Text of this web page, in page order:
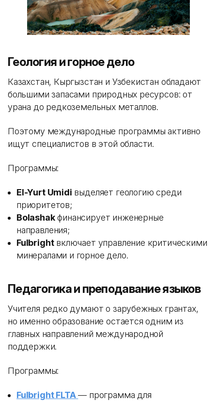
Геология и горное дело
Казахстан, Кыргызстан и Узбекистан обладают
большими запасами природных ресурсов: от
урана до редкоземельных металлов.
Поэтому международные программы активно
ищут специалистов в этой области.
Программы:
El-Yurt Umidi выделяет геологию среди
приоритетов;
Bolashakфинансирует инженерные
направления;
Fulbrightвключает управление критическими
минералами и горное дело.
Педагогика и преподавание языков
Учителя редко думают о зарубежных грантах,
но именно образование остается одним из
главных направлений международной
поддержки.
Программы:
Fulbright FLTA — программа для